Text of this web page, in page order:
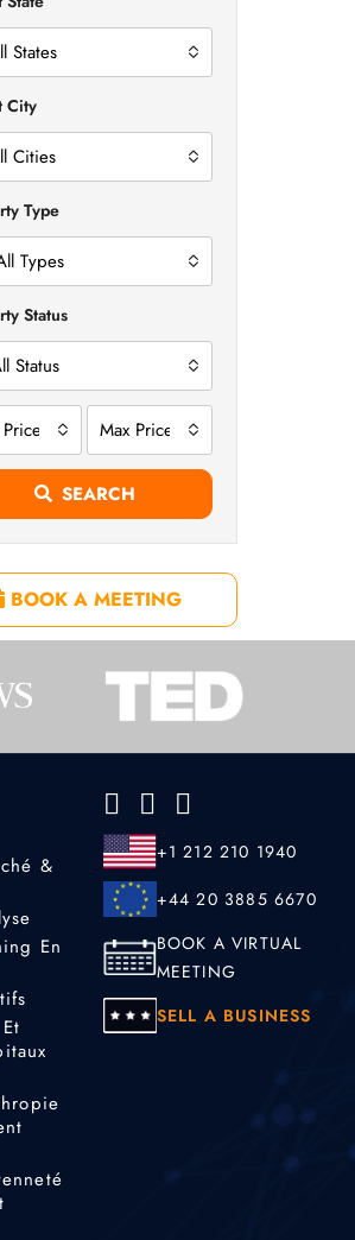
States
City
Cities
Type
Types
Status
Status
Max Price
SEARCH
BOOK A MEETING
&
En
+1 212 210 1940
+44 20 3885 6670
BOOK A VIRTUAL
MEETING
SELL A BUSINESS